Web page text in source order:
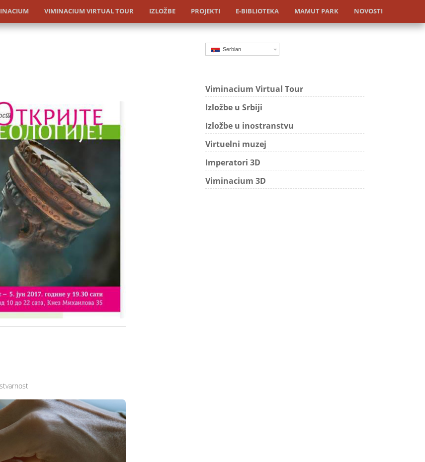
VIMINACIUM VIRTUAL TOUR IZLOŽBE PROJEKTI E-BIBLIOTEKA MAMUT PARK NOVOSTI
Serbian
Viminacium Virtual Tour
Izložbe u Srbiji
Izložbe u inostranstvu
Virtuelni muzej
Imperatori 3D
Viminacium 3D